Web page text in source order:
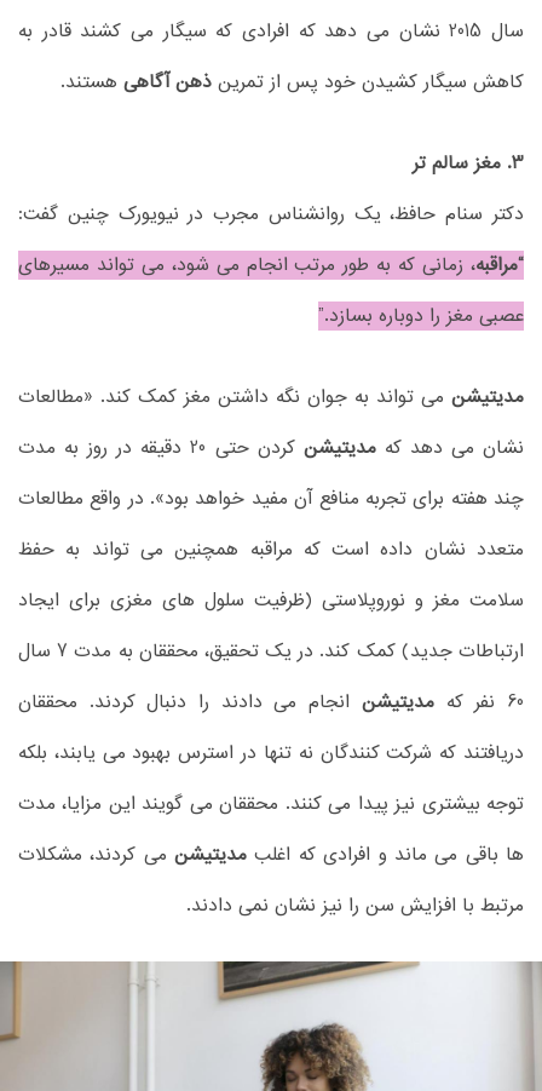
سال 2015 نشان می دهد که افرادی که سیگار می کشند قادر به
کاهش سیگار کشیدن خود پس از تمرین ذهن آگاهی هستند.
3. مغز سالم تر
دکتر سنام حافظ، یک روانشناس مجرب در نیویورک چنین گفت:
“مراقبه، زمانی که به طور مرتب انجام می شود، می تواند مسیرهای
عصبی مغز را دوباره بسازد.”
مدیتیشن می تواند به جوان نگه داشتن مغز کمک کند. «مطالعات
نشان می دهد کهمدیتیشن
کردن حتی 20 دقیقه در روز به مدت
چند هفته برای تجربه منافع آن مفید خواهد بود». در واقع مطالعات
متعدد نشان داده است که مراقبه همچنین می تواند به حفظ
سلامت مغز و نوروپلاستی (ظرفیت سلول های مغزی برای ایجاد
ارتباطات جدید) کمک کند. در یک تحقیق، محققان به مدت 7 سال
60 نفر که
مدیتیشن انجام می دادند را دنبال کردند. محققان
دریافتند که شرکت کنندگان نه تنها در استرس بهبود می یابند، بلکه
توجه بیشتری نیز پیدا می کنند. محققان می گویند این مزایا، مدت
ها باقی می ماند و افرادی که اغلب مدیتیشنمی کردند، مشکلات
مرتبط با افزایش سن را نیز نشان نمی دادند.